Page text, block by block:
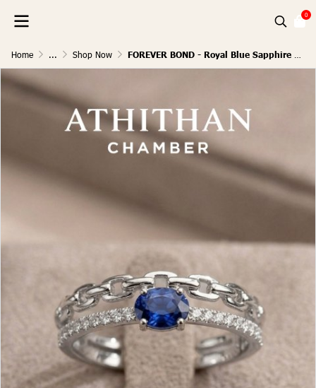
0
Home ... Shop Now FOREVER BOND - Royal Blue Sapphire Ring